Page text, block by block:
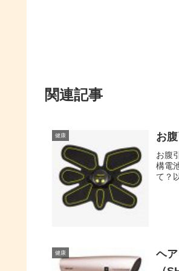
関連記事
健康 お
お腹
構電
て？
健康
ヘ